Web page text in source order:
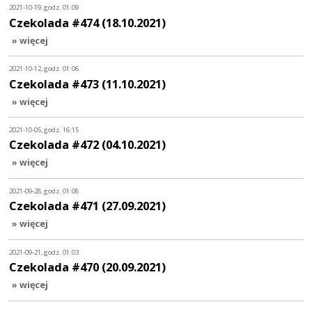
2021-10-19, godz. 01:09
Czekolada #474 (18.10.2021)
» więcej
2021-10-12, godz. 01:06
Czekolada #473 (11.10.2021)
» więcej
2021-10-05, godz. 16:15
Czekolada #472 (04.10.2021)
» więcej
2021-09-28, godz. 01:08
Czekolada #471 (27.09.2021)
» więcej
2021-09-21, godz. 01:03
Czekolada #470 (20.09.2021)
» więcej